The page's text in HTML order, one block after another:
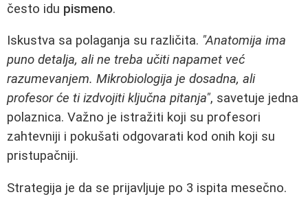
često idu pismeno.
Iskustva sa polaganja su različita. "Anatomija ima
puno detalja, ali ne treba učiti napamet već
razumevanjem. Mikrobiologija je dosadna, ali
profesor će ti izdvojiti ključna pitanja", savetuje jedna
polaznica. Važno je istražiti koji su profesori
zahtevniji i pokušati odgovarati kod onih koji su
pristupačniji.
Strategija je da se prijavljuje po 3 ispita mesečno.